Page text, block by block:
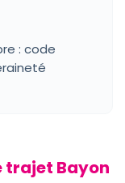
: code
trajet Bayon